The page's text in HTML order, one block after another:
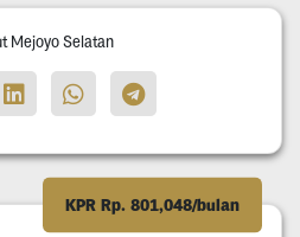
Mejoyo Selatan
KPR Rp. 801,048/bulan